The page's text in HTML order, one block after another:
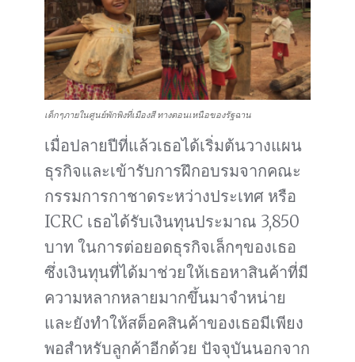
เด็กๆภายในศูนย์พักพิงที่เมืองสี ทางตอนเหนือของรัฐฉาน
เมื่อปลายปีที่แล้วเธอได้เริ่มต้นวางแผน
ธุรกิจและเข้ารับการฝึกอบรมจากคณะ
กรรมการกาชาดระหว่างประเทศ หรือ
ICRC เธอได้รับเงินทุนประมาณ 3,850
บาท ในการต่อยอดธุรกิจเล็กๆของเธอ
ซึ่งเงินทุนที่ได้มาช่วยให้เธอหาสินค้าที่มี
ความหลากหลายมากขึ้นมาจำหน่าย
และยังทำให้สต็อคสินค้าของเธอมีเพียง
พอสำหรับลูกค้าอีกด้วย ปัจจุบันนอกจาก